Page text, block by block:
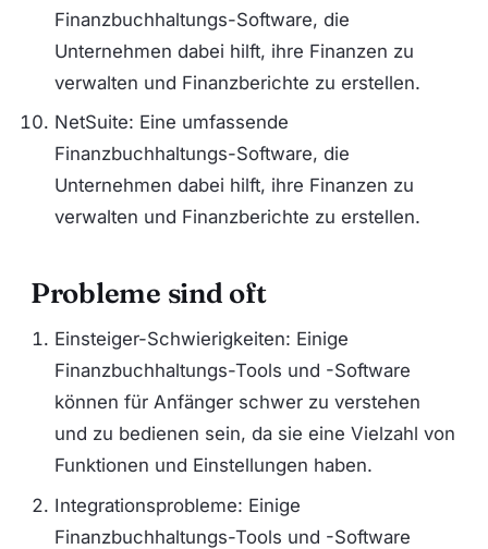
Finanzbuchhaltungs-Software, die
Unternehmen dabei hilft, ihre Finanzen zu
verwalten und Finanzberichte zu erstellen.
NetSuite: Eine umfassende
Finanzbuchhaltungs-Software, die
Unternehmen dabei hilft, ihre Finanzen zu
verwalten und Finanzberichte zu erstellen.
Probleme sind oft
Einsteiger-Schwierigkeiten: Einige
Finanzbuchhaltungs-Tools und -Software
können für Anfänger schwer zu verstehen
und zu bedienen sein, da sie eine Vielzahl von
Funktionen und Einstellungen haben.
Integrationsprobleme: Einige
Finanzbuchhaltungs-Tools und -Software